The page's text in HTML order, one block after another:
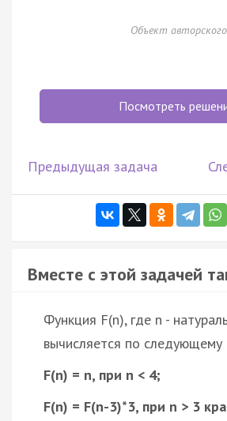
Объект
Посмотреть
Предыдущая задача
Вместе с этой задачей
Функция F(n), где n -
вычисляется по следующему
F(n) = n, при n < 4;
F(n) = F(n-3)*3, при n > 3